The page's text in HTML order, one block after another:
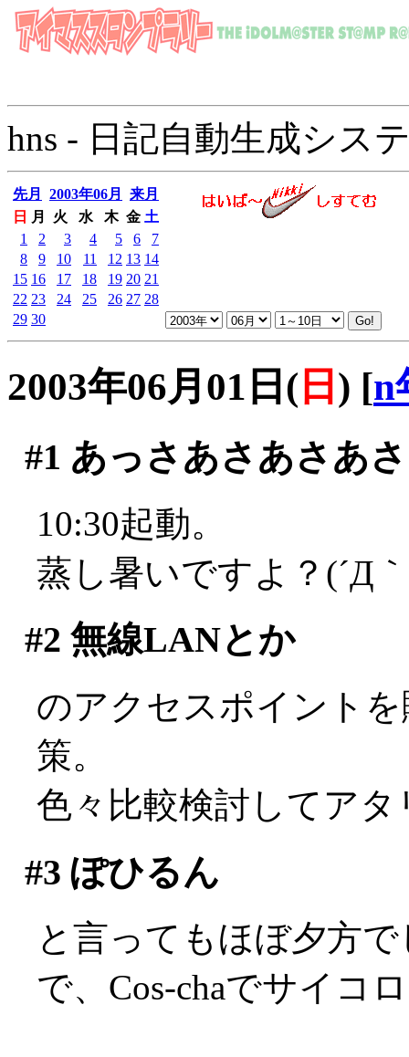
hns - 日記自動生成シス
先月 2003年06月
来月
日
月 火 水 木 金 土
1
2 3 4 5 6
7
8
9 10 11 12 13 14
15 16 17 18 19 20 21
22 23 24 25 26 27 28
29 30
2003年06月01日( 日 ) [n
#1 あっさあさあさあ
10:30起動。
蒸し暑いですよ？(´Д
#2 無線LANとか
のアクセスポイント
策。
色々比較検討してア
#3 ぽひるん
と言ってもほぼ夕方
で、Cos-chaでサイコ